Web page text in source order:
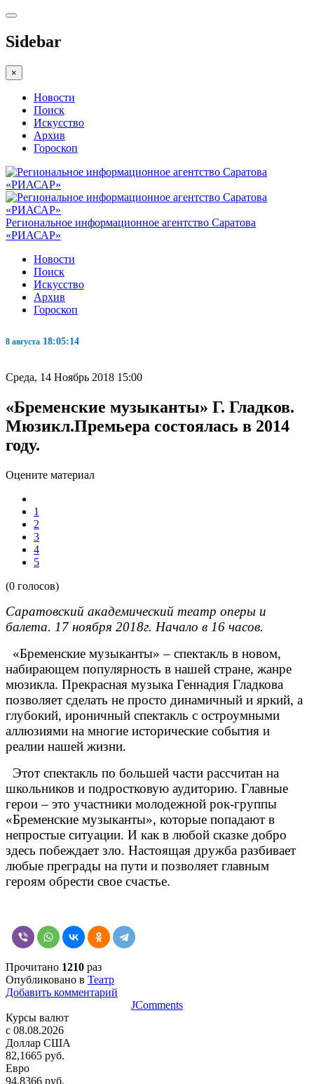
Sidebar
×
Новости
Поиск
Искусство
Архив
Гороскоп
Региональное информационное агентство Саратова
«РИАСАР»
Новости
Поиск
Искусство
Архив
Гороскоп
8 августа 18:05:15
Среда, 14 Ноябрь 2018 15:00
«Бременские музыканты» Г. Гладков.
Мюзикл.Премьера состоялась в 2014
году.
Оцените материал
1
2
3
4
5
(0 голосов)
Саратовский академический театр оперы и
балета. 17 ноября 2018г. Начало в 16 часов.
«Бременские музыканты» – спектакль в новом,
набирающем популярность в нашей стране, жанре
мюзикла. Прекрасная музыка Геннадия Гладкова
позволяет сделать не просто динамичный и яркий, а
глубокий, ироничный спектакль с остроумными
аллюзиями на многие исторические события и
реалии нашей жизни.
Этот спектакль по большей части рассчитан на
школьников и подростковую аудиторию. Главные
герои – это участники молодежной рок-группы
«Бременские музыканты», которые попадают в
непростые ситуации. И как в любой сказке добро
здесь побеждает зло. Настоящая дружба разбивает
любые преграды на пути и позволяет главным
героям обрести свое счастье.
Прочитано 1210 раз
Опубликовано в Театр
Добавить комментарий
JComments
Курсы валют
c 08.08.2026
Доллар США
82,1665 руб.
Евро
94,8366 руб.